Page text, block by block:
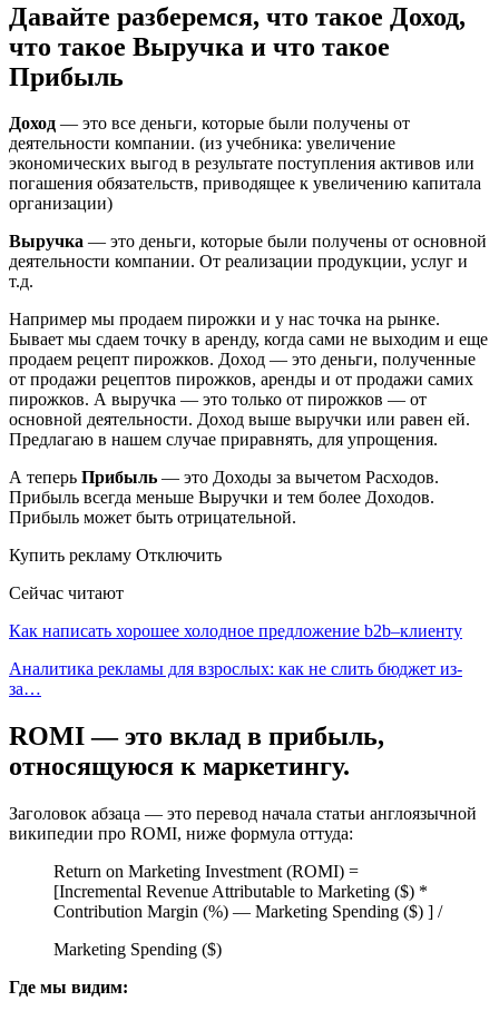
Давайте разберемся, что такое Доход,
что такое Выручка и что такое
Прибыль
Доход — это все деньги, которые были получены от
деятельности компании. (из учебника: увеличение
экономических выгод в результате поступления активов или
погашения обязательств, приводящее к увеличению капитала
организации)
Выручка — это деньги, которые были получены от основной
деятельности компании. От реализации продукции, услуг и
т.д.
Например мы продаем пирожки и у нас точка на рынке.
Бывает мы сдаем точку в аренду, когда сами не выходим и еще
продаем рецепт пирожков. Доход — это деньги, полученные
от продажи рецептов пирожков, аренды и от продажи самих
пирожков. А выручка — это только от пирожков — от
основной деятельности. Доход выше выручки или равен ей.
Предлагаю в нашем случае приравнять, для упрощения.
А теперь Прибыль — это Доходы за вычетом Расходов.
Прибыль всегда меньше Выручки и тем более Доходов.
Прибыль может быть отрицательной.
Купить рекламу Отключить
Сейчас читают
Как написать хорошее холодное предложение b2b–клиенту
Аналитика рекламы для взрослых: как не слить бюджет из-
за…
ROMI — это вклад в прибыль,
относящуюся к маркетингу.
Заголовок абзаца — это перевод начала статьи англоязычной
википедии про ROMI, ниже формула оттуда:
Return on Marketing Investment (ROMI) =
[Incremental Revenue Attributable to Marketing ($) *
Contribution Margin (%) — Marketing Spending ($) ] /
Marketing Spending ($)
Где мы видим: